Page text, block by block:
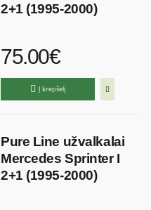
2+1 (1995-2000)
75.00€
Į krepšelį
Pure Line užvalkalai
Mercedes Sprinter I
2+1 (1995-2000)